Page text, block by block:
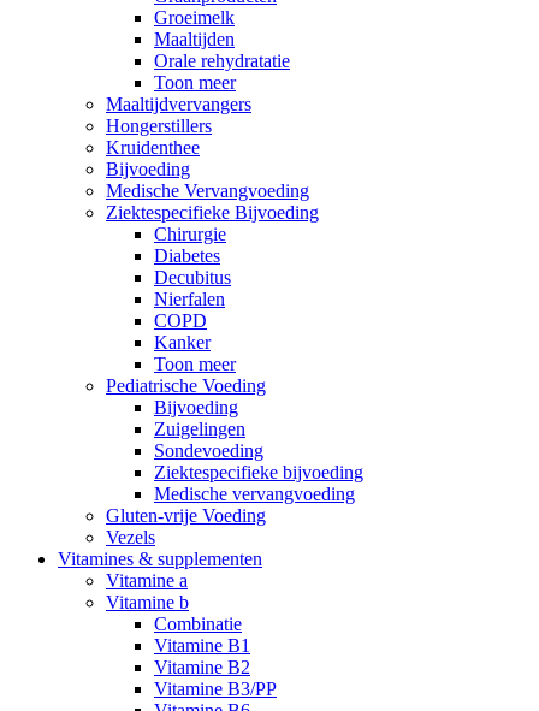
Groeimelk
Maaltijden
Orale rehydratatie
Toon meer
Maaltijdvervangers
Hongerstillers
Kruidenthee
Bijvoeding
Medische Vervangvoeding
Ziektespecifieke Bijvoeding
Chirurgie
Diabetes
Decubitus
Nierfalen
COPD
Kanker
Toon meer
Pediatrische Voeding
Bijvoeding
Zuigelingen
Sondevoeding
Ziektespecifieke bijvoeding
Medische vervangvoeding
Gluten-vrije Voeding
Vezels
Vitamines & supplementen
Vitamine a
Vitamine b
Combinatie
Vitamine B1
Vitamine B2
Vitamine B3/PP